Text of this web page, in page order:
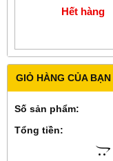
GIỎ HÀNG CỦA BẠN
Số sản phẩm:
Tổng tiền:
Hết hàng